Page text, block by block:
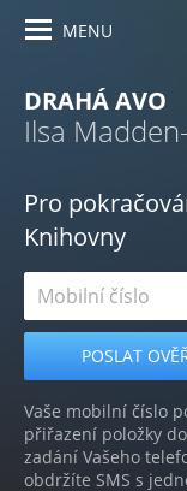
MENU
DRAHÁ AVO
Ilsa
Pro
Knihovny
Vaše mobilní číslo
přiřazení položky
zadání Vašeho
obdržíte SMS s